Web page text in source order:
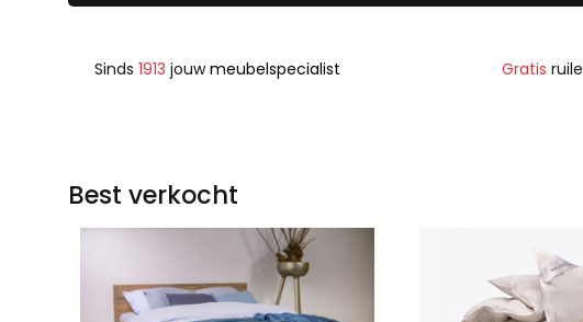
Sinds 1913 jouwmeubelspecialist Gratis
Best verkocht